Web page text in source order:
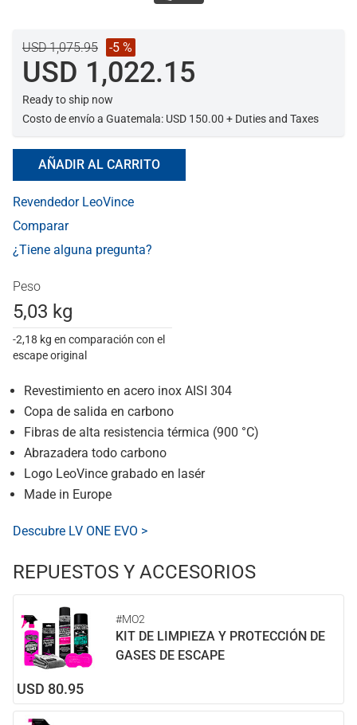
USD 1,075.95 -5 %
USD 1,022.15
Ready to ship now
Costo de envío a Guatemala: USD 150.00 + Duties and Taxes
AÑADIR AL CARRITO
Revendedor LeoVince
Comparar
¿Tiene alguna pregunta?
Peso
5,03 kg
-2,18 kg en comparación con el
escape original
Revestimiento en acero inox AISI 304
Copa de salida en carbono
Fibras de alta resistencia térmica (900 °C)
Abrazadera todo carbono
Logo LeoVince grabado en lasér
Made in Europe
Descubre LV ONE EVO >
REPUESTOS Y ACCESORIOS
#MO2
KIT DE LIMPIEZA Y PROTECCIÓN DE
GASES DE ESCAPE
USD 80.95